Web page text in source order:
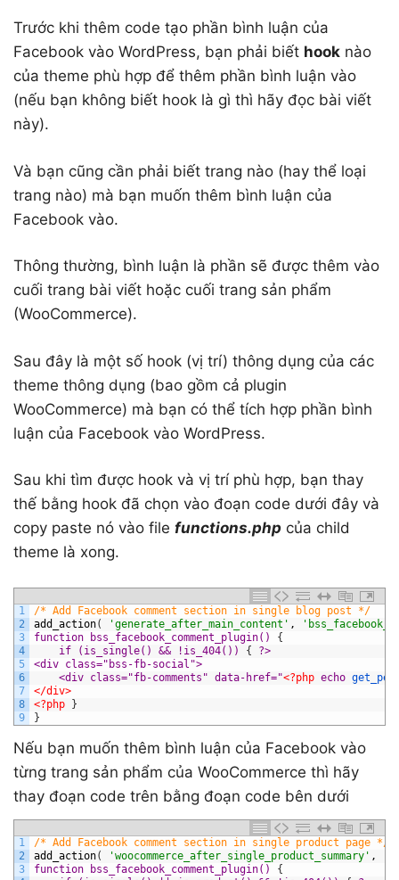
Trước khi thêm code tạo phần bình luận của
Facebook vào WordPress, bạn phải biết hook nào
của theme phù hợp để thêm phần bình luận vào
(nếu bạn không biết hook là gì thì hãy đọc bài viết
này).
Và bạn cũng cần phải biết trang nào (hay thể loại
trang nào) mà bạn muốn thêm bình luận của
Facebook vào.
Thông thường, bình luận là phần sẽ được thêm vào
cuối trang bài viết hoặc cuối trang sản phẩm
(WooCommerce).
Sau đây là một số hook (vị trí) thông dụng của các
theme thông dụng (bao gồm cả plugin
WooCommerce) mà bạn có thể tích hợp phần bình
luận của Facebook vào WordPress.
Sau khi tìm được hook và vị trí phù hợp, bạn thay
thế bằng hook đã chọn vào đoạn code dưới đây và
copy paste nó vào file functions.php của child
theme là xong.
1
2
3
4
5
6
7
8
9
/* Add Facebook comment section in single blog post */
add_action( 'generate_after_main_content' ,
function bss_facebook_comment_plugin() {
if (is_single() && !is_404()) {
?>
<div class="bss-fb-social">
	<div class="fb-comments" data-href="
<?php echo
</div>
<?php }
}
Nếu bạn muốn thêm bình luận của Facebook vào
từng trang sản phẩm của WooCommerce thì hãy
thay đoạn code trên bằng đoạn code bên dưới
1
2
3
/* Add Facebook comment section in single product page */
add_action( 'woocommerce_after_single_product_summary' ,
function bss_facebook_comment_plugin() {